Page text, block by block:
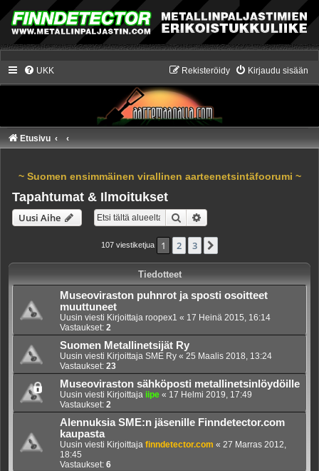
UKK Kirjaudu sisään
Rekisteröidy
Etusivu
~ Suomen ensimmäinen virallinen aarteenetsintäfoorumi ~
Tapahtumat & Ilmoitukset
Uusi Aihe Etsi
107 viestiketjua 1 2 3
Tiedotteet
Museoviraston puhnrot ja sposti osoitteet
muuttuneet
Uusin viesti Kirjoittaja roopex1 « 17 Heinä 2015, 16:14
Vastaukset: 2
Suomen Metallinetsijät Ry
Uusin viesti Kirjoittaja SME Ry « 25 Maalis 2018, 13:24
Vastaukset: 23
Museoviraston sähköposti metallinetsinlöydöille
Uusin viesti Kirjoittaja iipe « 17 Helmi 2019, 17:49
Vastaukset: 2
Alennuksia SME:n jäsenille Finndetector.com
kaupasta
Uusin viesti Kirjoittaja finndetector.com « 27 Marras 2012,
18:45
Vastaukset: 6